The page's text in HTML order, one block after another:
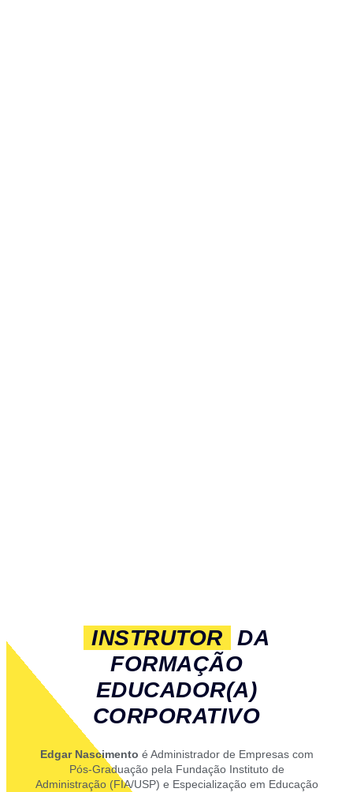
INSTRUTOR
DA
FORMAÇÃO
EDUCADOR(A)
CORPORATIVO
Edgar Nascimento é Administrador de Empresas com
Pós-Graduação pela Fundação Instituto de
Administração (FIA/USP) e Especialização em Educação